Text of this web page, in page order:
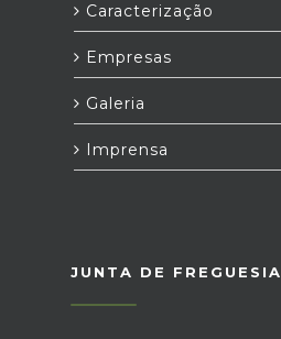
Caracterização
Empresas
Galeria
Imprensa
JUNTA DE FREGUESIA